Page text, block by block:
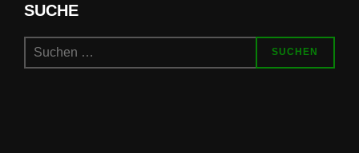
SUCHE
Suchen
SUCHEN